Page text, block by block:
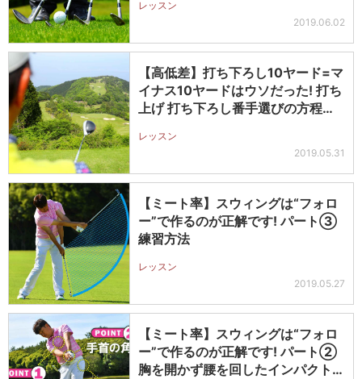
レッスン
2019.06.02
【高低差】打ち下ろし10ヤード=マ
イナス10ヤードはウソだった! 打ち
上げ 打ち下ろし番手選びの方程…
レッスン
2019.05.31
【ミート率】スウィングは“フォロ
ー”で作るのが正解です! パート③
練習方法
レッスン
2019.05.27
【ミート率】スウィングは“フォロ
ー”で作るのが正解です! パート②
胸を開かず腰を回したインパクトの